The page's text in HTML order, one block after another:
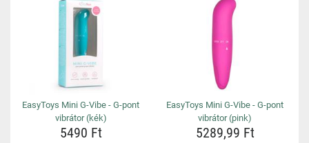
EasyToys Mini G-Vibe - G-pont
vibrátor (kék)
5490 Ft
EasyToys Mini G-Vibe - G-pont
vibrátor (pink)
5289,99 Ft